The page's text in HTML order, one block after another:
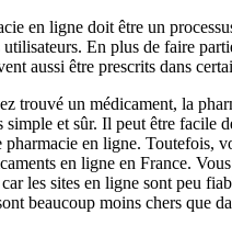
en ligne doit être un
En plus de faire
aussi être prescrits dans
trouvé un médicament, la
simple et sûr. Il peut être facile
pharmacie en ligne. Toutefois,
en ligne en France.
les sites en ligne sont peu
beaucoup moins chers que